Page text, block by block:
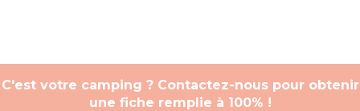
C'est votre camping ? Contactez-nous pour obtenir
une fiche remplie à 100% !